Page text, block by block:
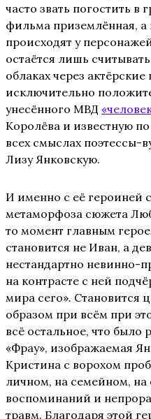
часто звать погостить в
фильма приземлённая, а
происходят у
остаётся лишь
облаках через
исключительно
унесённого МВД
Королёва и известную
всех смыслах поэтессы-
Лизу Янковскую.
И именно с её героиней
метаморфоза сюжета
то момент главным
становится не Иван, а
нестандартно невинно-
на контрасте с ней
мира сего». Становится
образом при всём при
всё остальное, что было
«Фрау», изображаемая
Кристина с ворохом
личном, на семейном,
воспоминаний и
травм. Благодаря этой